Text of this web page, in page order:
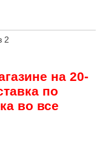
2
на 20-
по
во все